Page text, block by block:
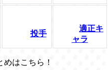
投手
適正キ
ャラ
はこちら！